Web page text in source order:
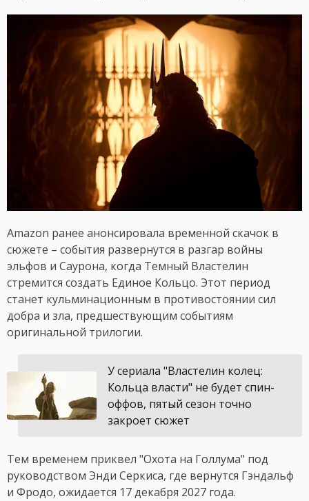
Amazon ранее анонсировала временной скачок в
сюжете – события развернутся в разгар войны
эльфов и Саурона, когда Темный Властелин
стремится создать Единое Кольцо. Этот период
станет кульминационным в противостоянии сил
добра и зла, предшествующим событиям
оригинальной трилогии.
У сериала "Властелин колец:
Кольца власти" не будет спин-
оффов, пятый сезон точно
закроет сюжет
Тем временем приквел "Охота на Голлума" под
руководством Энди Серкиса, где вернутся Гэндальф
и Фродо, ожидается 17 декабря 2027 года.